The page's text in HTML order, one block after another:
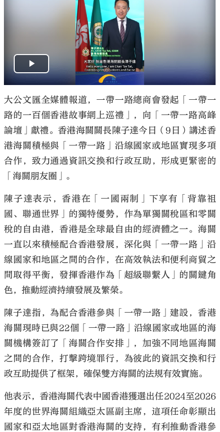
大公文匯全媒體報道，一帶一路總商會發起「一帶一
路的一百個香港故事網上巡禮」，向「一帶一路高峰
論壇」獻禮。香港海關關長陳子達今日（9日）講述香
港海關積極與「一帶一路」沿線國家或地區實現多項
合作，致力通過資訊交換和行政互助，形成更緊密的
「海關朋友圈」。
陳子達表示，香港在「一國兩制」下享有「背靠祖
國、聯通世界」的獨特優勢，作為單獨關稅區和零關
稅的自由港，香港是全球最自由的經濟體之一。海關
一直以來積極配合香港發展，深化與「一帶一路」沿
線國家和地區之間的合作，在高效執法和便利商貿之
間取得平衡，發揮香港作為「超級聯繫人」的關鍵角
色，推動經濟持續發展及繁榮。
陳子達指，為配合香港參與「一帶一路」建設，香港
海關現時已與22個「一帶一路」沿線國家或地區的海
關機構簽訂了「海關合作安排」，加強不同地區海關
之間的合作，打擊跨境罪行，為彼此的資訊交換和行
政互助提供了框架，確保雙方海關的法規有效實施。
他表示，香港海關代表中國香港獲選出任2024至2026
年度的世界海關組織亞太區副主席，這項任命彰顯出
國家和亞太地區對香港海關的支持，有利推動香港參